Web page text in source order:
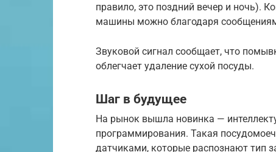
правило, это поздний вечер и ночь).
машины можно благодаря
Звуковой сигнал сообщает, что
облегчает удаление сухой посуды.
Шаг в будущее
На рынок вышла новинка —
программирования. Такая
датчиками, которые распознают тип